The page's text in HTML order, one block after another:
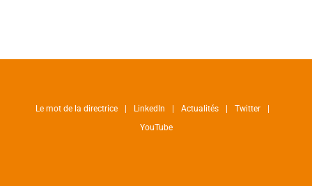
Le mot de la directrice LinkedIn Actualités
Twitter
YouTube